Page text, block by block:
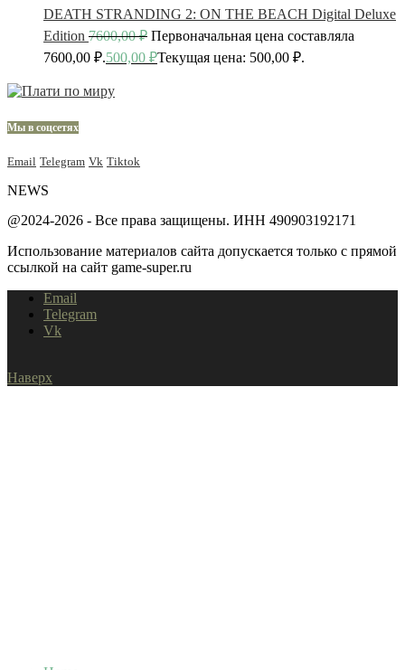
DEATH STRANDING 2: ON THE BEACH Digital Deluxe
Edition 7600,00₽ Первоначальная цена составляла
7600,00 ₽.500,00 ₽Текущая цена: 500,00 ₽.
Мы в соцсетях
Email Telegram Vk Tiktok
NEWS
@2024-2026 - Все права защищены. ИНН 490903192171
Использование материалов сайта допускается только с прямой
ссылкой на сайт game-super.ru
Email
Telegram
Vk
Наверх